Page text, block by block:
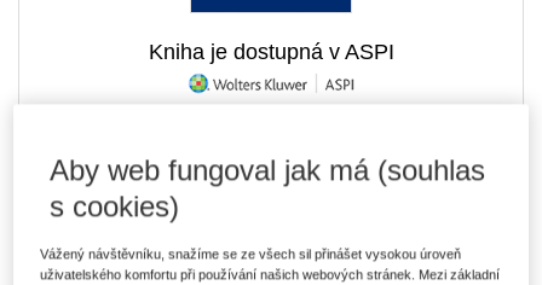
Kniha je dostupná v ASPI
203 Kč
E-kniha Smarteca + soubory ke stažení
V prodeji - ihned k dispozici
Co je Smarteca?
Kde najdu soubory e-knih?
Aby web fungoval jak má (souhlas
s cookies)
Vážený návštěvníku, snažíme se ze všech sil přinášet vysokou úroveň
uživatelského komfortu při používání našich webových stránek. Mezi základní